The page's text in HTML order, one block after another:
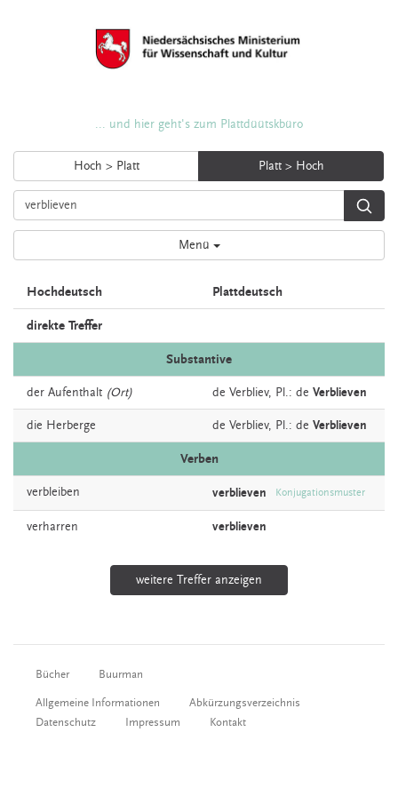
... und hier geht's zum Plattdüütskbüro
Hoch > Platt Platt > Hoch
Menü
Hochdeutsch Plattdeutsch
direkte Treffer
Substantive
der Aufenthalt (Ort) de Verbliev, Pl.: de Verblieven
die Herberge de Verbliev, Pl.: de Verblieven
Verben
verbleiben verblieven Konjugationsmuster
verharren verblieven
weitere Treffer anzeigen
Bücher Buurman
Allgemeine Informationen
Abkürzungsverzeichnis
Datenschutz
Impressum Kontakt